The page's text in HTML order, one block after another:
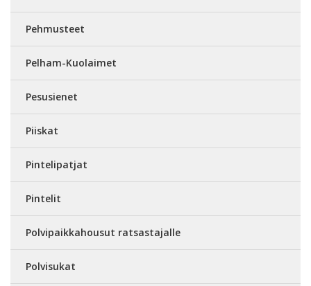
Pehmusteet
Pelham-Kuolaimet
Pesusienet
Piiskat
Pintelipatjat
Pintelit
Polvipaikkahousut ratsastajalle
Polvisukat